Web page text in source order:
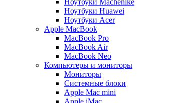
Ноутбуки Machenike
Ноутбуки Huawei
Ноутбуки Acer
Apple MacBook
MacBook Pro
MacBook Air
MacBook Neo
Компьютеры и мониторы
Мониторы
Системные блоки
Apple Mac mini
Apple iMac